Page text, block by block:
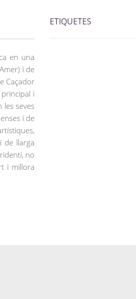
en una
i de
Caçador
i
les seves
i de
de llarga
no
i millora
ETIQUETES